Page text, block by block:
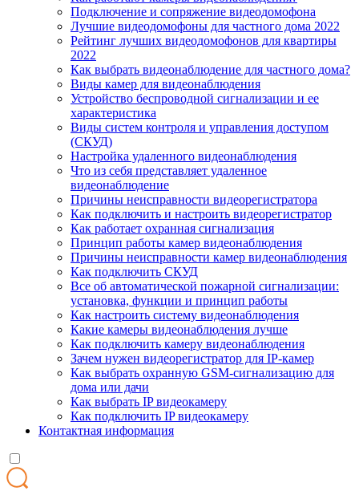
Подключение и сопряжение видеодомофона
Лучшие видеодомофоны для частного дома 2022
Рейтинг лучших видеодомофонов для квартиры
2022
Как выбрать видеонаблюдение для частного дома?
Виды камер для видеонаблюдения
Устройство беспроводной сигнализации и ее
характеристика
Виды систем контроля и управления доступом
(СКУД)
Настройка удаленного видеонаблюдения
Что из себя представляет удаленное
видеонаблюдение
Причины неисправности видеорегистратора
Как подключить и настроить видеорегистратор
Как работает охранная сигнализация
Принцип работы камер видеонаблюдения
Причины неисправности камер видеонаблюдения
Как подключить СКУД
Все об автоматической пожарной сигнализации:
установка, функции и принцип работы
Как настроить систему видеонаблюдения
Какие камеры видеонаблюдения лучше
Как подключить камеру видеонаблюдения
Зачем нужен видеорегистратор для IP-камер
Как выбрать охранную GSM-сигнализацию для
дома или дачи
Как выбрать IP видеокамеру
Как подключить IP видеокамеру
Контактная информация